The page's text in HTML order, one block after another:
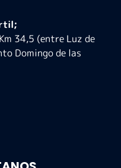
34,5 (entre Luz de
Domingo de las